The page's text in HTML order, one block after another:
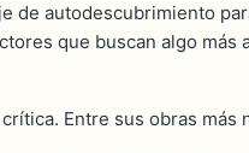
de autodescubrimiento
que buscan algo más
Entre sus obras más